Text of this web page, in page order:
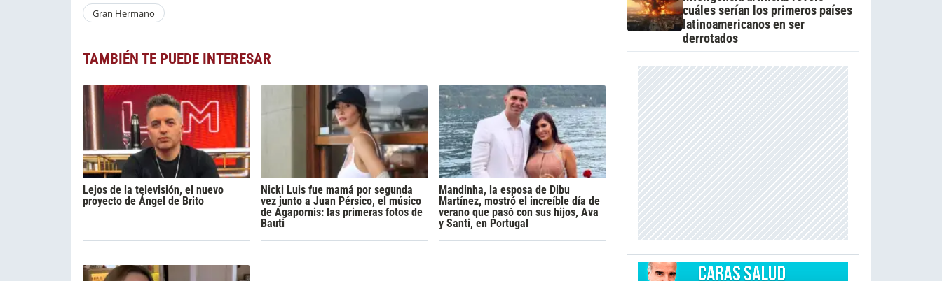
Gran Hermano
TAMBIÉN TE PUEDE INTERESAR
Lejos de la televisión, el nuevo
proyecto de Ángel de Brito
Nicki Luis fue mamá por segunda
vez junto a Juan Pérsico, el músico
de Agapornis: las primeras fotos de
Bauti
Mandinha, la esposa de Dibu
Martínez, mostró el increíble día de
verano que pasó con sus hijos, Ava
y Santi, en Portugal
cuáles serían los primeros países
latinoamericanos en ser
derrotados